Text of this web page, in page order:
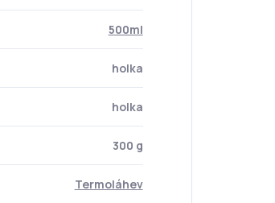
500ml
holka
holka
300 g
Termoláhev